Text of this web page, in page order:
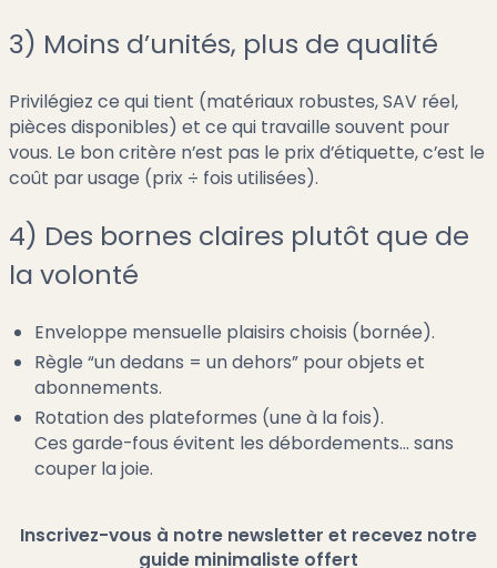
3) Moins d’unités, plus de qualité
Privilégiez ce qui tient (matériaux robustes, SAV réel,
pièces disponibles) et ce qui travaille souvent pour
vous. Le bon critère n’est pas le prix d’étiquette, c’est le
coût par usage (prix ÷ fois utilisées).
4) Des bornes claires plutôt que de
la volonté
Enveloppe mensuelle plaisirs choisis (bornée).
Règle “un dedans = un dehors” pour objets et
abonnements.
Rotation des plateformes (une à la fois).
Ces garde-fous évitent les débordements… sans
couper la joie.
Inscrivez-vous à notre newsletter et recevez notre
guide minimaliste offert